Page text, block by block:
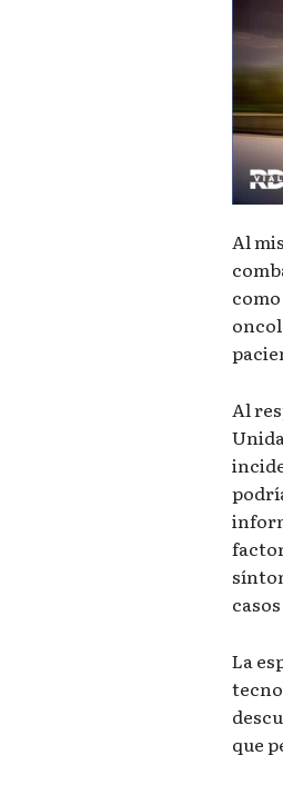
Al
Al
La
que